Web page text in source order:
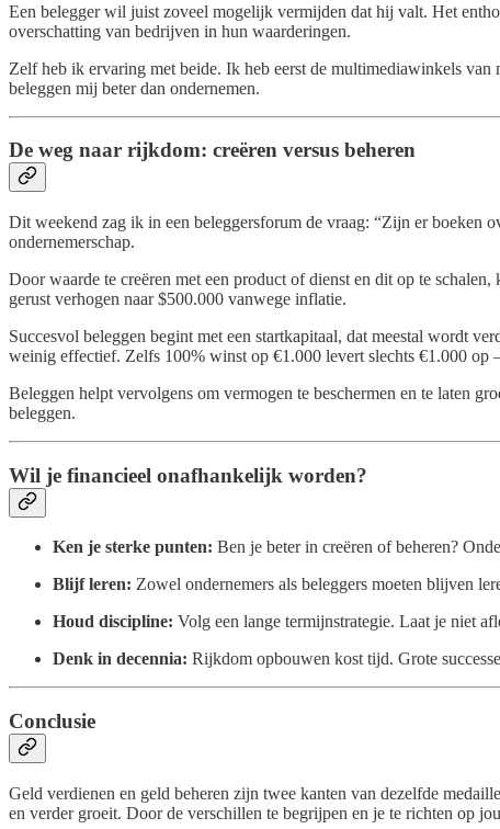
Een belegger wil juist zoveel mogelijk vermijden dat hij valt. Het
overschatting van bedrijven in hun waarderingen.
Zelf heb ik ervaring met beide. Ik heb eerst de multimediawinkels
beleggen mij beter dan ondernemen.
De weg naar rijkdom: creëren versus beheren
Dit weekend zag ik in een beleggersforum de vraag: “Zijn er boeken
ondernemerschap.
Door waarde te creëren met een product of dienst en dit op te
gerust verhogen naar $500.000 vanwege inflatie.
Succesvol beleggen begint met een startkapitaal, dat meestal wordt
weinig effectief. Zelfs 100% winst op €1.000 levert slechts €1.000 op
Beleggen helpt vervolgens om vermogen te beschermen en te laten
beleggen.
Wil je financieel onafhankelijk worden?
Ken je sterke punten: Ben je beter in creëren of beheren?
Blijf leren: Zowel ondernemers als beleggers moeten blijven
Houd discipline: Volg een lange termijnstrategie. Laat je niet
Denk in decennia: Rijkdom opbouwen kost tijd. Grote
Conclusie
Geld verdienen en geld beheren zijn twee kanten van dezelfde
en verder groeit. Door de verschillen te begrijpen en je te richten op